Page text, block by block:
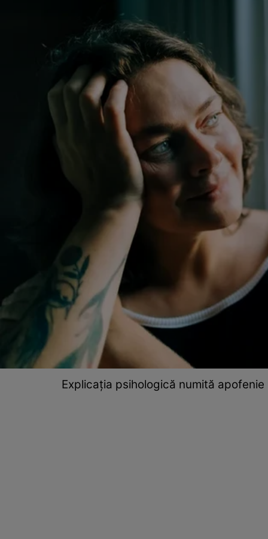
Explicația psihologică numită